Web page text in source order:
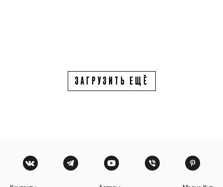
ЗАГРУЗИТЬ ЕЩЁ